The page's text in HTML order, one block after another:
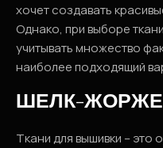
хочет создавать
Однако, при выборе
учитывать множество
наиболее подходящий
ШЕЛК-
Ткани для вышивки – это